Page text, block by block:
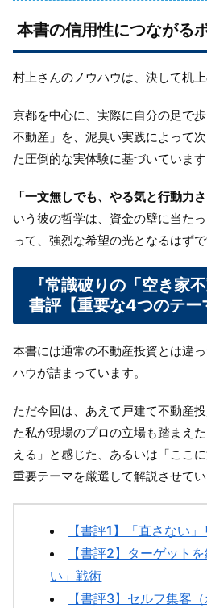
本書の信用性につながる
村上さんのノウハウは、決して机
京都を中心に、実際に自分の足で
不動産」を、泥臭い実践によって
た圧倒的な実体験に基づいています
「一文無しでも、やる気と行動力
いう彼の哲学は、資金の壁に当た
って、強烈な希望の光となるはずで
『常識破りの「空き家
書評【重要な4つのテー
本書には通常の不動産投資とは違
ハウが詰まっています。
ただ今回は、あえて戸建て不動産
た私が現場のプロの立場も踏まえ
える」と感じた、あるいは「ここ
重要テーマを厳選して解説させて
【書評1】「直さない
【書評2】ターゲット
い」戦術
【書評3】セルフ集客